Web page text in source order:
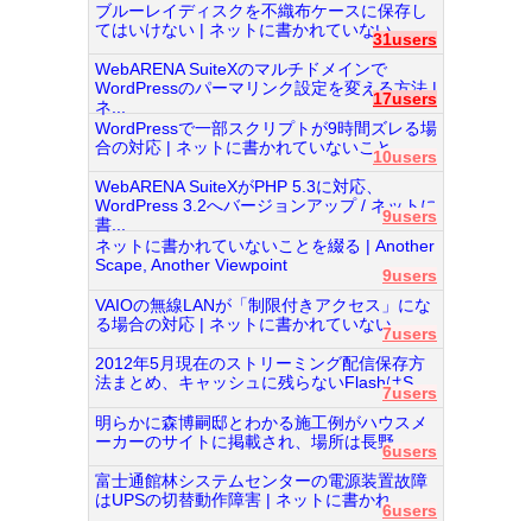
ブルーレイディスクを不織布ケースに保存し
てはいけない | ネットに書かれていない...
31users
WebARENA SuiteXのマルチドメインで
WordPressのパーマリンク設定を変える方法 |
ネ...
17users
WordPressで一部スクリプトが9時間ズレる場
合の対応 | ネットに書かれていないこと...
10users
WebARENA SuiteXがPHP 5.3に対応、
WordPress 3.2へバージョンアップ / ネットに
書...
9users
ネットに書かれていないことを綴る | Another
Scape, Another Viewpoint
9users
VAIOの無線LANが「制限付きアクセス」にな
る場合の対応 | ネットに書かれていない...
7users
2012年5月現在のストリーミング配信保存方
法まとめ、キャッシュに残らないFlashはS...
7users
明らかに森博嗣邸とわかる施工例がハウスメ
ーカーのサイトに掲載され、場所は長野...
6users
富士通館林システムセンターの電源装置故障
はUPSの切替動作障害 | ネットに書かれ...
6users